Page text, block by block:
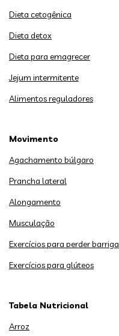
Dieta cetogênica
Dieta detox
Dieta para emagrecer
Jejum intermitente
Alimentos reguladores
Movimento
Agachamento búlgaro
Prancha lateral
Alongamento
Musculação
Exercícios para perder barriga
Exercícios para glúteos
Tabela Nutricional
Arroz